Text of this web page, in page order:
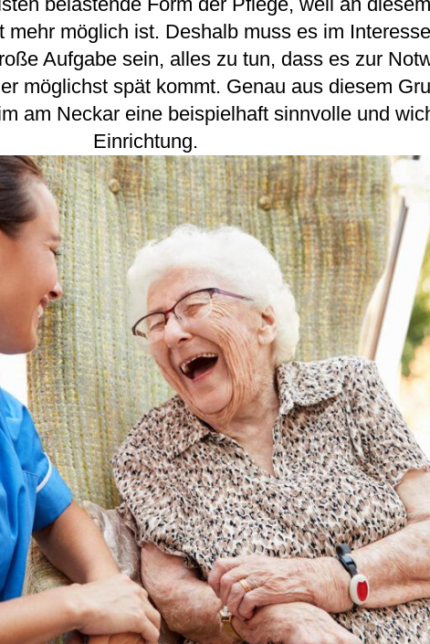
mehr möglich ist. Deshalb muss es im
Aufgabe sein, alles zu tun, dass es zur
möglichst spät kommt. Genau aus diesem
am Neckar eine beispielhaft sinnvolle und
Einrichtung.